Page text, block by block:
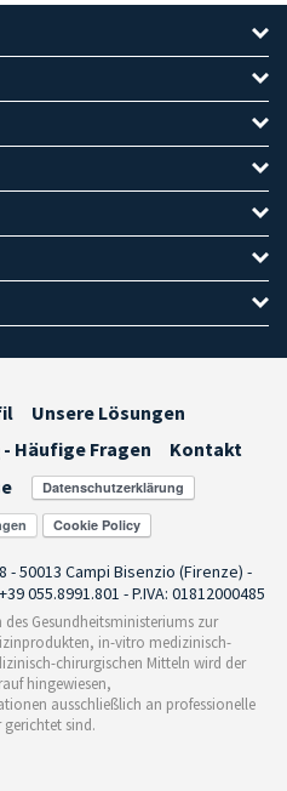
Unsere Lösungen
- Häufige Fragen
Kontakt
- 50013 Campi Bisenzio (Firenze) -
055.8991.801 - P.IVA: 01812000485
Gesundheitsministeriums zur
in-vitro medizinisch-
chirurgischen Mitteln wird der
hingewiesen,
ausschließlich an professionelle
gerichtet sind.